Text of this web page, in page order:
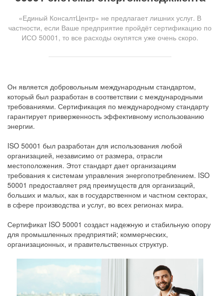
«Единый КонсалтЦентр» не предлагает лишних услуг. В
частности, если Ваше предприятие пройдёт сертификацию по
ИСО 50001, то все расходы окупятся уже очень скоро.
Он является добровольным международным стандартом,
который был разработан в соответствии с международными
требованиями. Сертификация по международному стандарту
гарантирует приверженность эффективному использованию
энергии.
ISO 50001 был разработан для использования любой
организацией, независимо от размера, отрасли
местоположения. Этот стандарт дает организациям
требования к системам управления энергопотреблением. ISO
50001 предоставляет ряд преимуществ для организаций,
больших и малых, как в государственном и частном секторах,
в сфере производства и услуг, во всех регионах мира.
Сертификат ISO 50001 создаст надежную и стабильную опору
для промышленных предприятий; коммерческих,
организационных, и правительственных структур.